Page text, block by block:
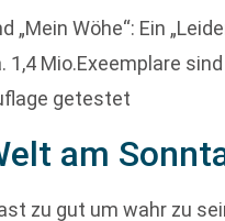
„Mein Wöhe“: Ein
1,4 Mio.Exeemplare
getestet
am
zu gut um wahr zu